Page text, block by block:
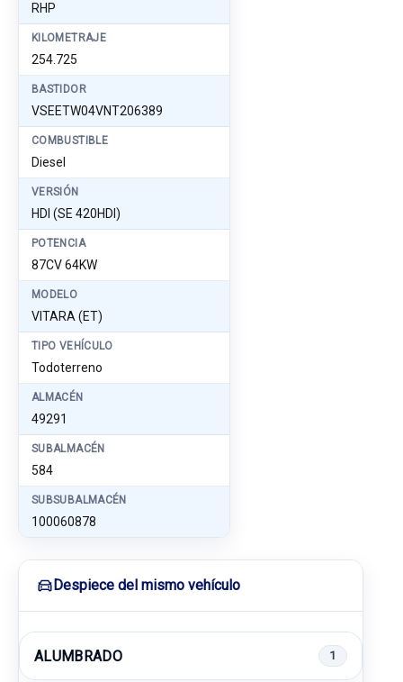
RHP
KILOMETRAJE
254.725
BASTIDOR
VSEETW04VNT206389
COMBUSTIBLE
Diesel
VERSIÓN
HDI (SE 420HDI)
POTENCIA
87CV 64KW
MODELO
VITARA (ET)
TIPO VEHÍCULO
Todoterreno
ALMACÉN
49291
SUBALMACÉN
584
SUBSUBALMACÉN
100060878
Despiece del mismo vehículo
ALUMBRADO 1